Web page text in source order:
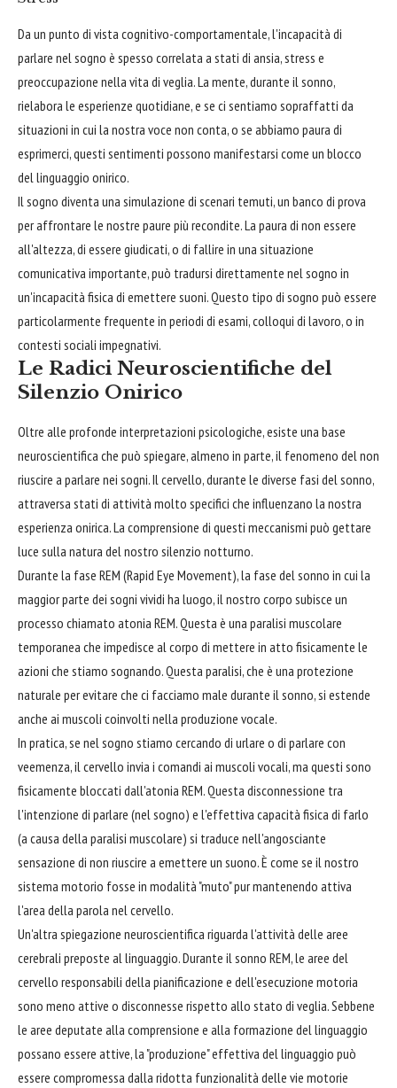
Da un punto di vista cognitivo-comportamentale, l'incapacità di
parlare nel sogno è spesso correlata a stati di ansia, stress e
preoccupazione nella vita di veglia. La mente, durante il sonno,
rielabora le esperienze quotidiane, e se ci sentiamo sopraffatti da
situazioni in cui la nostra voce non conta, o se abbiamo paura di
esprimerci, questi sentimenti possono manifestarsi come un blocco
del linguaggio onirico.
Il sogno diventa una simulazione di scenari temuti, un banco di prova
per affrontare le nostre paure più recondite. La paura di non essere
all'altezza, di essere giudicati, o di fallire in una situazione
comunicativa importante, può tradursi direttamente nel sogno in
un'incapacità fisica di emettere suoni. Questo tipo di sogno può essere
particolarmente frequente in periodi di esami, colloqui di lavoro, o in
contesti sociali impegnativi.
Le Radici Neuroscientifiche del
Silenzio Onirico
Oltre alle profonde interpretazioni psicologiche, esiste una base
neuroscientifica che può spiegare, almeno in parte, il fenomeno del non
riuscire a parlare nei sogni. Il cervello, durante le diverse fasi del sonno,
attraversa stati di attività molto specifici che influenzano la nostra
esperienza onirica. La comprensione di questi meccanismi può gettare
luce sulla natura del nostro silenzio notturno.
Durante la fase REM (Rapid Eye Movement), la fase del sonno in cui la
maggior parte dei sogni vividi ha luogo, il nostro corpo subisce un
processo chiamato atonia REM. Questa è una paralisi muscolare
temporanea che impedisce al corpo di mettere in atto fisicamente le
azioni che stiamo sognando. Questa paralisi, che è una protezione
naturale per evitare che ci facciamo male durante il sonno, si estende
anche ai muscoli coinvolti nella produzione vocale.
In pratica, se nel sogno stiamo cercando di urlare o di parlare con
veemenza, il cervello invia i comandi ai muscoli vocali, ma questi sono
fisicamente bloccati dall'atonia REM. Questa disconnessione tra
l'intenzione di parlare (nel sogno) e l'effettiva capacità fisica di farlo
(a causa della paralisi muscolare) si traduce nell'angosciante
sensazione di non riuscire a emettere un suono. È come se il nostro
sistema motorio fosse in modalità "muto" pur mantenendo attiva
l'area della parola nel cervello.
Un'altra spiegazione neuroscientifica riguarda l'attività delle aree
cerebrali preposte al linguaggio. Durante il sonno REM, le aree del
cervello responsabili della pianificazione e dell'esecuzione motoria
sono meno attive o disconnesse rispetto allo stato di veglia. Sebbene
le aree deputate alla comprensione e alla formazione del linguaggio
possano essere attive, la "produzione" effettiva del linguaggio può
essere compromessa dalla ridotta funzionalità delle vie motorie